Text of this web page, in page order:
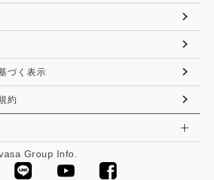
づく表示
約
Group Info.